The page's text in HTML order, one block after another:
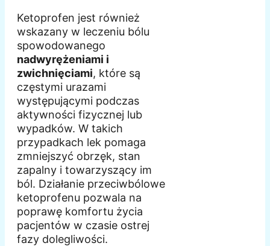
Ketoprofen jest również
wskazany w leczeniu bólu
spowodowanego
nadwyrężeniami i
zwichnięciami, które są
częstymi urazami
występującymi podczas
aktywności fizycznej lub
wypadków. W takich
przypadkach lek pomaga
zmniejszyć obrzęk, stan
zapalny i towarzyszący im
ból. Działanie przeciwbólowe
ketoprofenu pozwala na
poprawę komfortu życia
pacjentów w czasie ostrej
fazy dolegliwości.